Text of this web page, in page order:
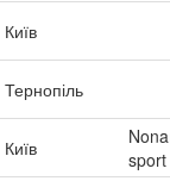
Київ
Тернопіль
Київ